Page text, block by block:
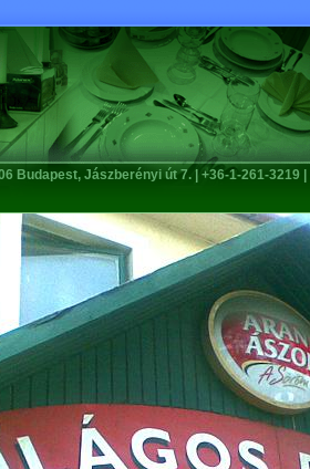
Budapest, Jászberényi út 7. | +36-1-261-3219 |